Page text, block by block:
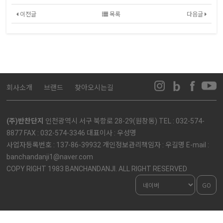
이전글 다음글
목록
회사소개 브랜드 찾아오시는길
(주)반찬단지 인천광역시 서구 북항로 28-29(원창동) TEL : 032-574-
8877 FAX : 032-574-3346 대표이사 : 우성명
사업자등록번호 : 137-86-39932 개인정보관리책임자 : 우길명 E-mail :
banchandanji1@naver.com
COPY RIGHT 1983 BANCHANDANJI. ALL RIGHT RESERVED
GO